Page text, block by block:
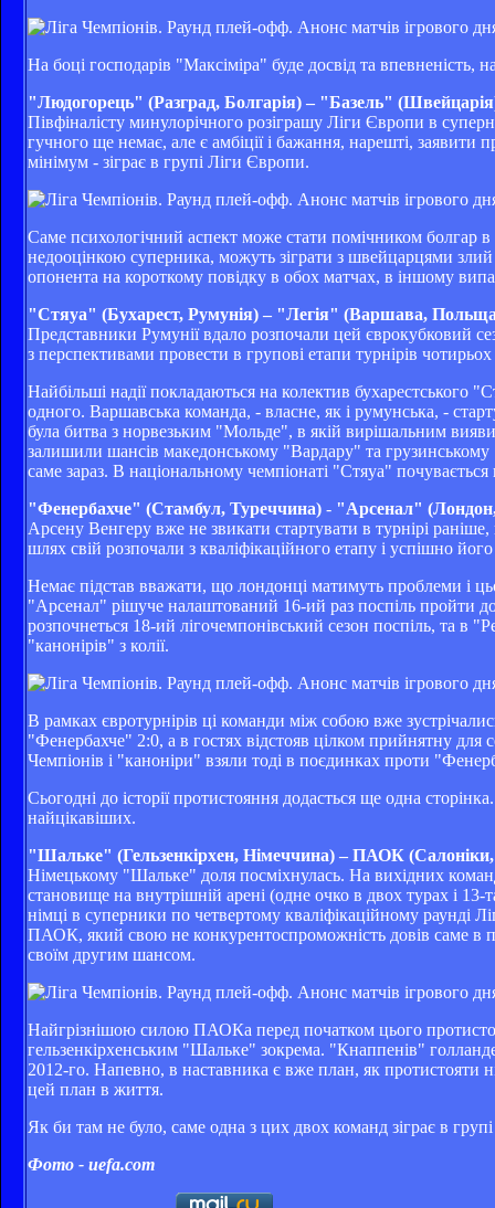
На боці господарів "Максіміра" буде досвід та впевненість,
"Людогорець" (Разград, Болгарія) – "Базель"
Півфіналісту минулорічного розіграшу Ліги Європи в
гучного ще немає, але є амбіції і бажання, нарешті,
мінімум - зіграє в групі Ліги Європи.
Саме психологічний аспект може стати помічником болгар
недооцінкою суперника, можуть зіграти з швейцарцями
опонента на короткому повідку в обох матчах, в іншому
"Стяуа" (Бухарест, Румунія) – "Легія" (Варшава,
Представники Румунії вдало розпочали цей єврокубковий
з перспективами провести в групові етапи турнірів чотирьох
Найбільші надії покладаються на колектив бухарестського
одного. Варшавська команда, - власне, як і румунська, -
була битва з норвезьким "Мольде", в якій вирішальним
залишили шансів македонському "Вардару" та
саме зараз. В національному чемпіонаті "Стяуа"
"Фенербахче" (Стамбул, Туреччина) - "Арсенал"
Арсену Венгеру вже не звикати стартувати в турнірі
шлях свій розпочали з кваліфікаційного етапу і успішно
Немає підстав вважати, що лондонці матимуть проблеми і
"Арсенал" рішуче налаштований 16-ий раз поспіль пройти
розпочнеться 18-ий лігочемпонівський сезон поспіль, та в
"канонірів" з колії.
В рамках євротурнірів ці команди між собою вже
"Фенербахче" 2:0, а в гостях відстояв цілком прийнятну для
Чемпіонів і "каноніри" взяли тоді в поєдинках проти
Сьогодні до історії протистояння додасться ще одна
найцікавіших.
"Шальке" (Гельзенкірхен, Німеччина) – ПАОК (Салоніки,
Німецькому "Шальке" доля посміхнулась. На вихідних
становище на внутрішній арені (одне очко в двох турах і 13-
німці в суперники по четвертому кваліфікаційному раунді
ПАОК, який свою не конкурентоспроможність довів саме в
своїм другим шансом.
Найгрізнішою силою ПАОКа перед початком цього
гельзенкірхенським "Шальке" зокрема. "Кнаппенів"
2012-го. Напевно, в наставника є вже план, як протистояти
цей план в життя.
Як би там не було, саме одна з цих двох команд зіграє в
Фото - uefa.com